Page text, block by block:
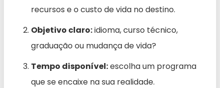
recursos e o custo de vida no destino.
Objetivo claro:idioma, curso técnico,
graduação ou mudança de vida?
Tempo disponível:escolha um programa
que se encaixe na sua realidade.